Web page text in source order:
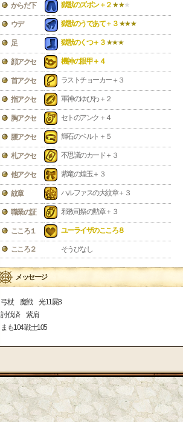
からだ下 獄獣のズボン＋２ ★★★
ウデ 獄獣のうであて＋３ ★★★
足 獄獣のくつ＋３ ★★★
顔アクセ 機神の眼甲＋４
首アクセ ラストチョーカー＋３
指アクセ 軍神のゆびわ＋２
胸アクセ セトのアンク＋４
腰アクセ 輝石のベルト＋５
札アクセ 不思議のカード＋３
他アクセ 紫竜の煌玉＋３
紋章 ハルファスの大紋章＋３
職業の証 邪教司祭の勲章＋３
こころ１ ユーライザのこころ８
こころ２ そうびなし
メッセージ
弓杖 魔戦 光11屍8
討伐済 紫肩
まも104 戦士105